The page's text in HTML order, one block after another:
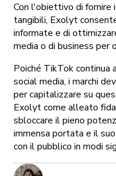
Con l'obiettivo di
tangibili, Exolyt
informate e di
media o di business
Poiché TikTok continua
social media, i marchi
per capitalizzare su
Exolyt come alleato
sbloccare il pieno
immensa portata e il
con il pubblico in modi